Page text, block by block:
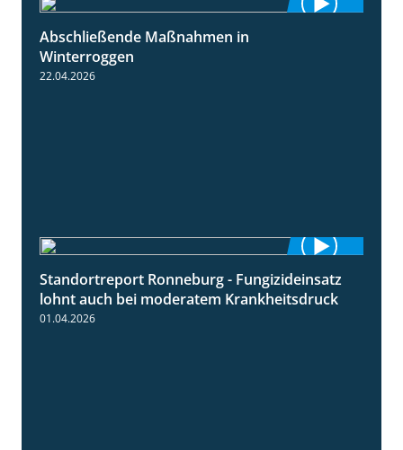
Abschließende Maßnahmen in
Winterroggen
22.04.2026
5:04
Standortreport Ronneburg - Fungizideinsatz
lohnt auch bei moderatem Krankheitsdruck
01.04.2026